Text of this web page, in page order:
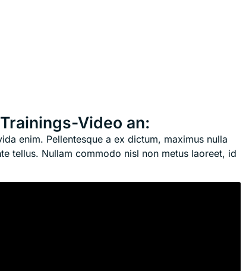
Video an:
enim. Pellentesque a ex dictum, maximus nulla
tellus. Nullam commodo nisl non metus laoreet, id